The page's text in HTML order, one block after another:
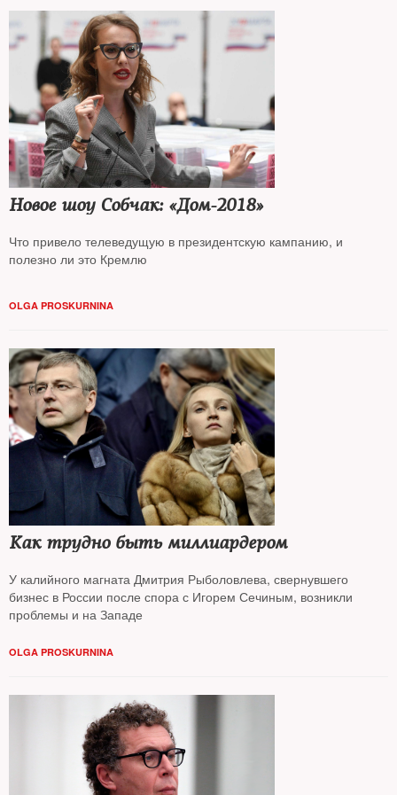
Новое шоу Собчак: «Дом-2018»
Что привело телеведущую в президентскую кампанию, и
полезно ли это Кремлю
OLGA PROSKURNINA
Как трудно быть миллиардером
У калийного магната Дмитрия Рыболовлева, свернувшего
бизнес в России после спора с Игорем Сечиным, возникли
проблемы и на Западе
OLGA PROSKURNINA